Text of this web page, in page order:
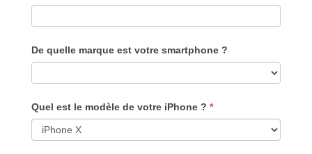
De quelle marque est votre smartphone ?
Quel est le modèle de votre iPhone ? *